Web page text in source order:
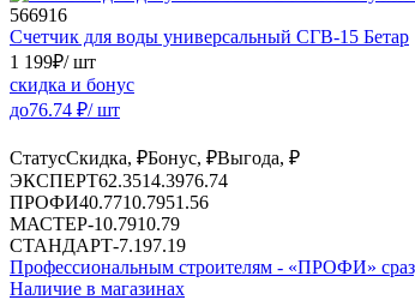
566916
Счетчик для воды универсальный СГВ-15 Бетар
1 199₽/ шт
скидка и бонус
до76.74 ₽/ шт
СтатусСкидка, ₽Бонус, ₽Выгода, ₽
ЭКСПЕРТ62.3514.3976.74
ПРОФИ40.7710.7951.56
МАСТЕР-10.7910.79
СТАНДАРТ-7.197.19
Профессиональным строителям - «ПРОФИ»
Наличие в магазинах